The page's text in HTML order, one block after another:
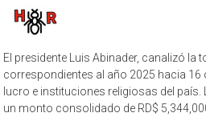
El presidente Luis Abinader, canalizó la
correspondientes al año 2025 hacia
lucro e instituciones religiosas del
un monto consolidado de RD$